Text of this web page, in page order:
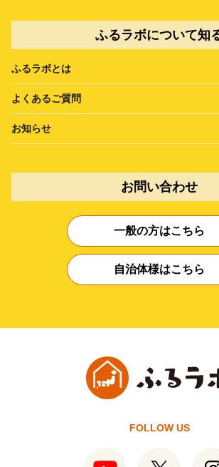
ふるラボについて知
ふるラボとは
よくあるご質問
お知らせ
お問い合わせ
一般の方はこちら
自治体様はこちら
FOLLOW US